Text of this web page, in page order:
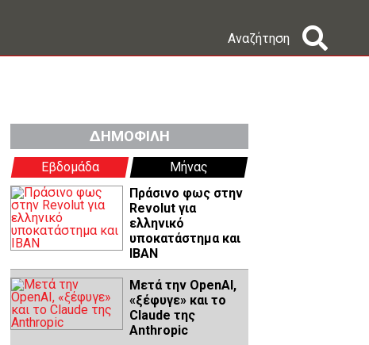
Αναζήτηση
ΔΗΜΟΦΙΛΗ
Εβδομάδα
Μήνας
Πράσινο φως στην
Revolut για
ελληνικό
υποκατάστημα και
IBAN
Μετά την OpenAI,
«ξέφυγε» και το
Claude της
Anthropic